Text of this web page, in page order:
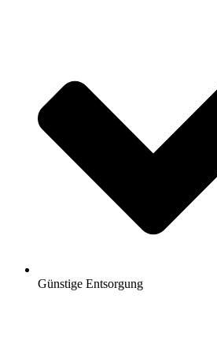
Günstige Entsorgung